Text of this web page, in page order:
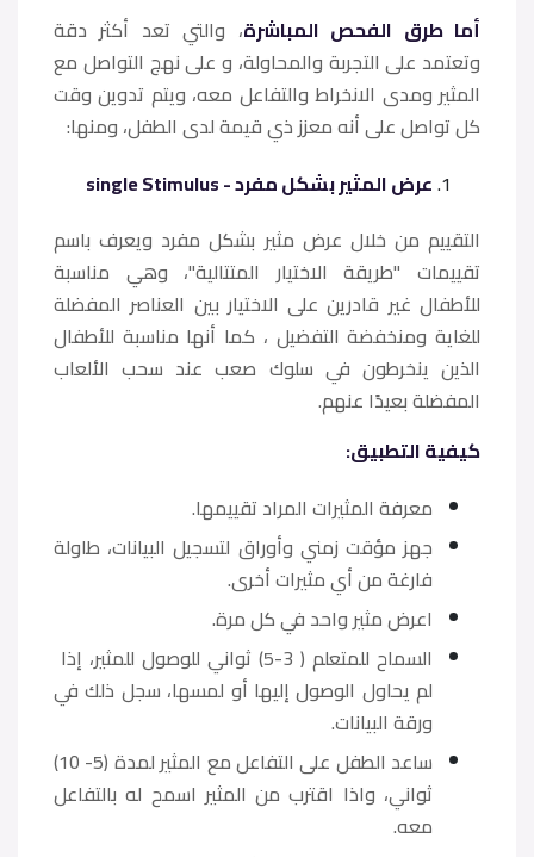
أما طرق الفحص المباشرة، والتي تعد أكثر دقة
وتعتمد على التجربة والمحاولة، و على نهج التواصل مع
المثير ومدى الانخراط والتفاعل معه، ويتم تدوين وقت
كل تواصل على أنه معزز ذي قيمة لدى الطفل، ومنها:
عرض المثير بشكل مفرد - single Stimulus
التقييم من خلال عرض مثير بشكل مفرد ويعرف باسم
تقييمات "طريقة الاختيار المتتالية"، وهي مناسبة
للأطفال غير قادرين على الاختيار بين العناصر المفضلة
للغاية ومنخفضة التفضيل ، كما أنها مناسبة للأطفال
الذين ينخرطون في سلوك صعب عند سحب الألعاب
المفضلة بعيدًا عنهم.
كيفية التطبيق:
معرفة المثيرات المراد تقييمها.
جهز مؤقت زمني وأوراق لتسجيل البيانات، طاولة
فارغة من أي مثيرات أخرى.
اعرض مثير واحد في كل مرة.
السماح للمتعلم ( 3-5) ثواني للوصول للمثير، إذا
لم يحاول الوصول إليها أو لمسها، سجل ذلك في
ورقة البيانات.
ساعد الطفل على التفاعل مع المثير لمدة (5- 10)
ثواني، واذا اقترب من المثير اسمح له بالتفاعل
معه.